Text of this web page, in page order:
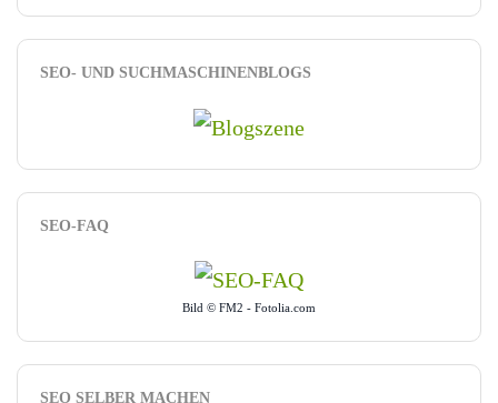
SEO- UND SUCHMASCHINENBLOGS
SEO-FAQ
Bild © FM2 - Fotolia.com
SEO SELBER MACHEN